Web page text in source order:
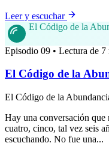
Leer y escuchar
El Código de la
Episodio 09 • Lectura de 7
El Código de la
El Código de la
Hay una conversación
cuatro, cinco, tal vez seis
escuchando. No fue una...